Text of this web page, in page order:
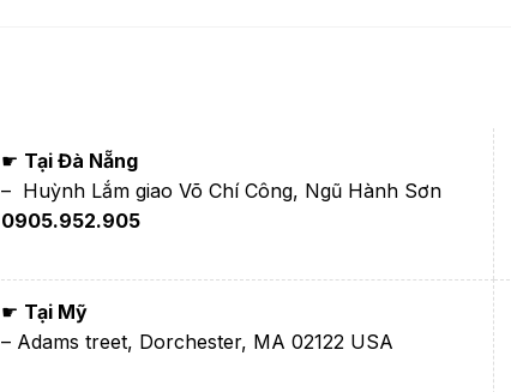
☛ Tại Đà Nẵng
– Huỳnh Lắm giao Võ Chí Công, Ngũ Hành Sơn
0905.952.905
☛ Tại Mỹ
– Adams treet, Dorchester, MA 02122 USA